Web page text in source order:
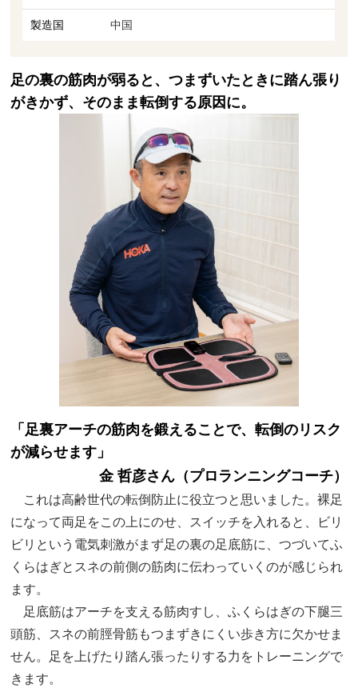
製造国 中国
足の裏の筋肉が弱ると、つまずいたときに踏ん張り
がきかず、そのまま転倒する原因に。
「足裏アーチの筋肉を鍛えることで、転倒のリスク
が減らせます」
金 哲彦さん（プロランニングコーチ）
これは高齢世代の転倒防止に役立つと思いました。裸足
になって両足をこの上にのせ、スイッチを入れると、ビリ
ビリという電気刺激がまず足の裏の足底筋に、つづいてふ
くらはぎとスネの前側の筋肉に伝わっていくのが感じられ
ます。
足底筋はアーチを支える筋肉すし、ふくらはぎの下腿三
頭筋、スネの前脛骨筋もつまずきにくい歩き方に欠かせま
せん。足を上げたり踏ん張ったりする力をトレーニングで
きます。